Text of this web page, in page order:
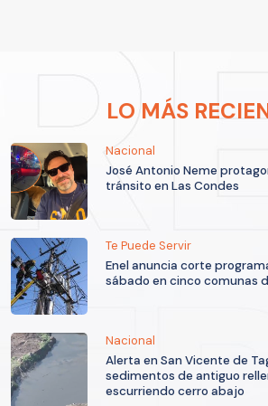
LO MÁS
Nacional
José Antonio Neme
tránsito en Las Condes
Te Puede Servir
Enel anuncia corte
sábado en cinco comunas
Nacional
Alerta en San Vicente de
sedimentos de antiguo
escurriendo cerro abajo